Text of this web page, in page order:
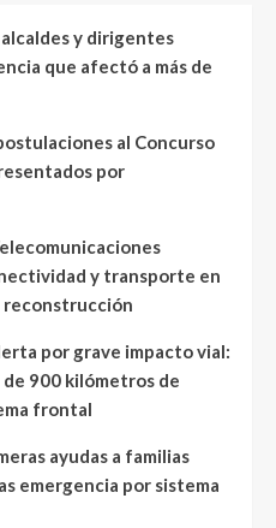
y dirigentes
que afectó a más de
al Concurso
por
y transporte en
reconstrucción
por grave impacto vial:
900 kilómetros de
frontal
ayudas a familias
emergencia por sistema